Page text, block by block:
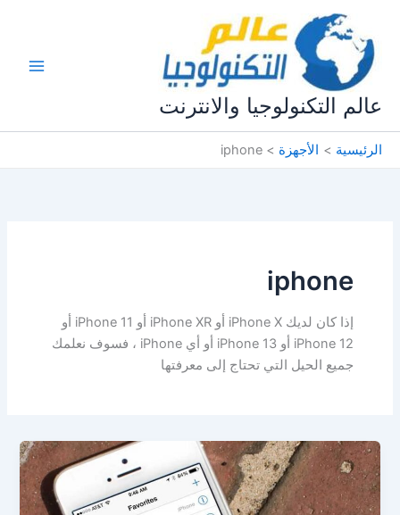
المحتوى
عالم التكنولوجيا والانترنت
الرئيسية الأجهزة iphone
iphone
إذا كان لديك iPhone X أو iPhone XR أو iPhone 11 أو
iPhone 12 أو iPhone 13 أو أي iPhone ، فسوف نعلمك
جميع الحيل التي تحتاج إلى معرفتها